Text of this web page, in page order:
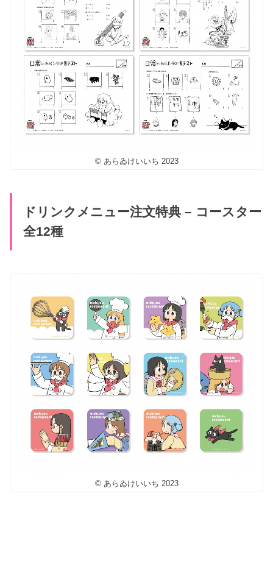
© あらゐけいいち 2023
ドリンクメニュー注文特典 – コースター
全12種
© あらゐけいいち 2023